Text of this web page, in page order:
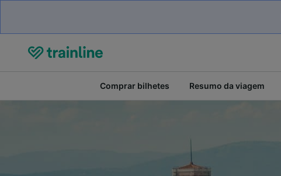
Comprar bilhetes Resumo da viagem